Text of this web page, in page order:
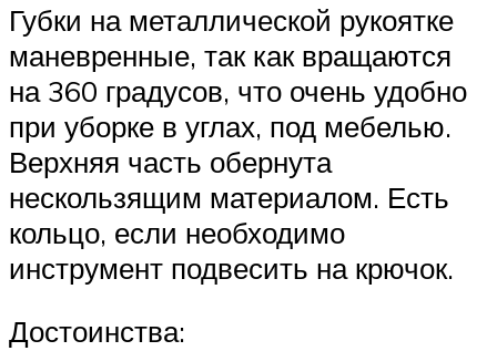
Губки на металлической рукоятке
маневренные, так как вращаются
на 360 градусов, что очень удобно
при уборке в углах, под мебелью.
Верхняя часть обернута
нескользящим материалом. Есть
кольцо, если необходимо
инструмент подвесить на крючок.
Достоинства: